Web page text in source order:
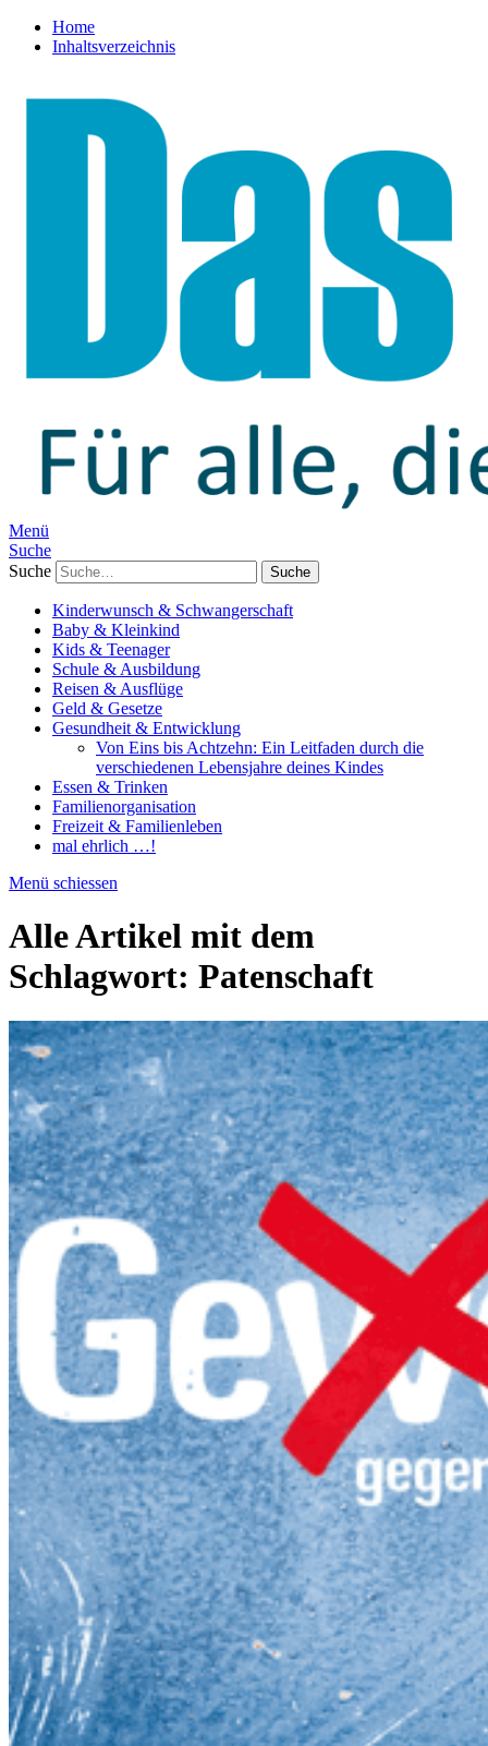
Home
Inhaltsverzeichnis
Menü
Suche
Suche
Kinderwunsch & Schwangerschaft
Baby & Kleinkind
Kids & Teenager
Schule & Ausbildung
Reisen & Ausflüge
Geld & Gesetze
Gesundheit & Entwicklung
Von Eins bis Achtzehn: Ein Leitfaden durch die
verschiedenen Lebensjahre deines Kindes
Essen & Trinken
Familienorganisation
Freizeit & Familienleben
mal ehrlich …!
Menü schiessen
Alle Artikel mit dem
Schlagwort: Patenschaft